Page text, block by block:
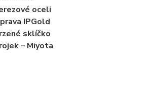
oceli
IPGold
sklíčko
– Miyota